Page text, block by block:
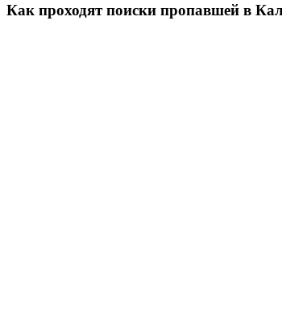
Как проходят поиски пропавшей в